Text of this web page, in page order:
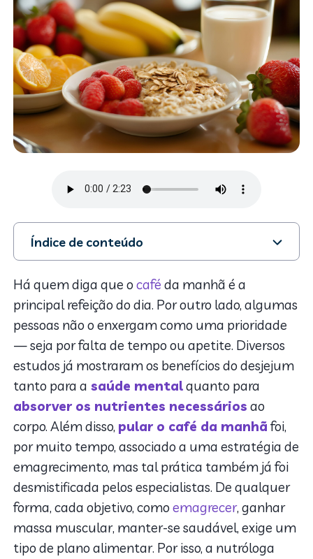
Índice de conteúdo
1. Café da manhã para emagrecer
2. O que comer no café da manhã para ganhar massa
muscular?
3. Café da manhã low carb
4. Quero me alimentar melhor: o que comer no café
da manhã?
Há quem diga que ocafé da manhã é a
principal refeição do dia. Por outro lado, algumas
pessoas não o enxergam como uma prioridade
— seja por falta de tempo ou apetite. Diversos
estudos já mostraram os benefícios do desjejum
tanto para a saúde mentalquanto para
absorver os nutrientes necessários ao
corpo. Além disso, pular o café da manhã foi,
por muito tempo, associado a uma estratégia de
emagrecimento, mas tal prática também já foi
desmistificada pelos especialistas. De qualquer
forma, cada objetivo, comoemagrecer, ganhar
massa muscular, manter-se saudável, exige um
tipo de plano alimentar. Por isso, a nutróloga